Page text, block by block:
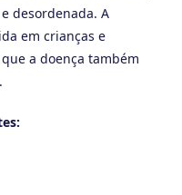
desordenada. A
em crianças e
a doença também